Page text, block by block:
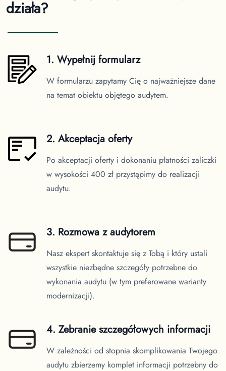
działa?
1. Wypełnij formularz
W formularzu zapytamy Cię o najważniejsze dane
na temat obiektu objętego audytem.
2. Akceptacja oferty
Po akceptacji oferty i dokonaniu płatności zaliczki
w wysokości 400 zł przystąpimy do realizacji
audytu.
3. Rozmowa z audytorem
Nasz ekspert skontaktuje się z Tobą i który ustali
wszystkie niezbędne szczegóły potrzebne do
wykonania audytu (w tym preferowane warianty
modernizacji).
4. Zebranie szczegółowych informacji
W zależności od stopnia skomplikowania Twojego
audytu zbierzemy komplet informacji potrzebny do